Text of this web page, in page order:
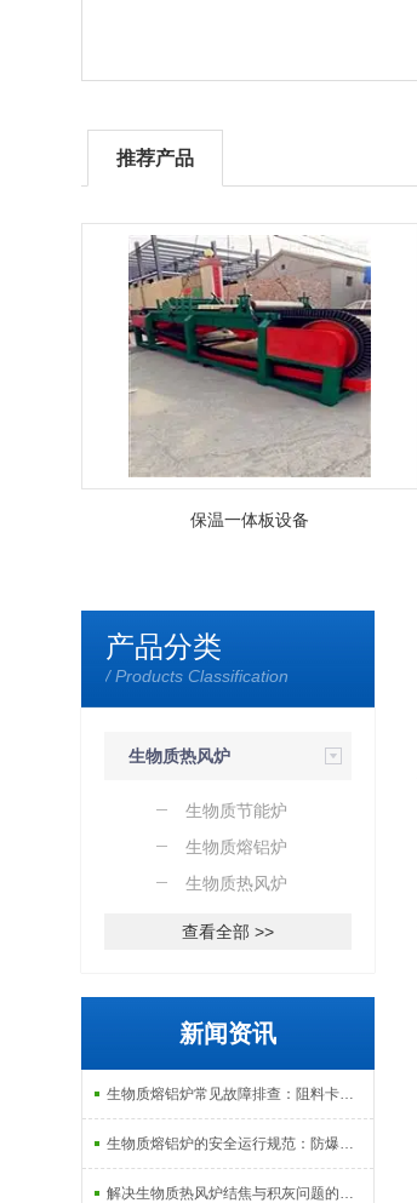
推荐产品
保温一体板设备
产品分类
/ Products Classification
生物质热风炉
生物质节能炉
生物质熔铝炉
生物质热风炉
查看全部 >>
新闻资讯
生物质熔铝炉常见故障排查：阻料卡料、火嘴结焦与烟气排放异常的处理
生物质熔铝炉的安全运行规范：防爆、防泄漏与应急处理机制
解决生物质热风炉结焦与积灰问题的关键技术路径探讨